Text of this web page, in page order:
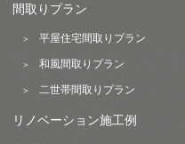
間取りプラン
平屋住宅間取りプラン
和風間取りプラン
二世帯間取りプラン
リノベーション施工例